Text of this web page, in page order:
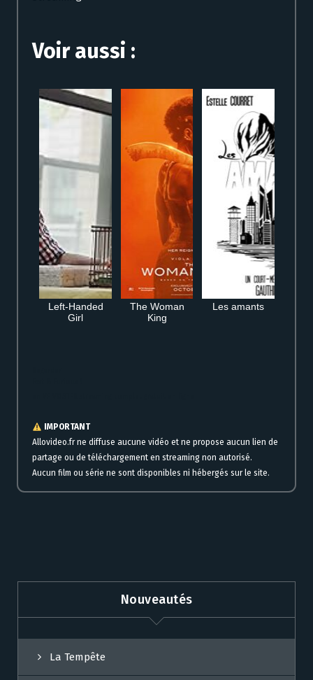
Voir aussi :
Left-Handed
Girl
The Woman
King
Les amants
IMPORTANT
Allovideo.fr ne diffuse aucune vidéo et ne propose aucun lien de
partage ou de téléchargement en streaming non autorisé.
Aucun film ou série ne sont disponibles ni hébergés sur le site.
Nouveautés
La Tempête